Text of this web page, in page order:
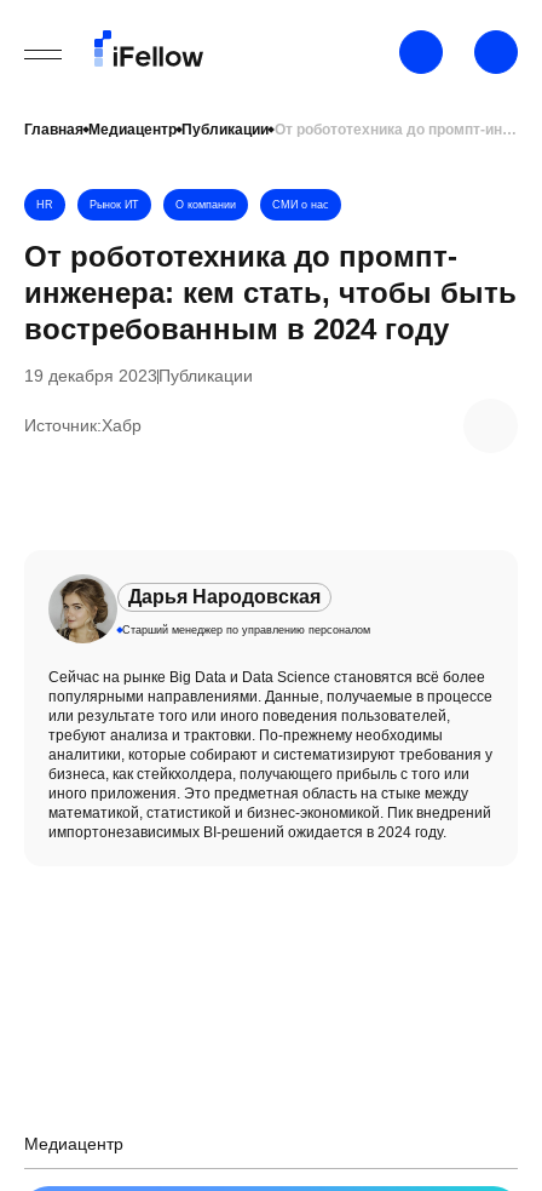
Главная Медиацентр Публикации От робототехника до промпт-инженера: кем стать, чтобы быть востребованным в 2024 году
От робототехника до промпт-
инженера: кем стать, чтобы быть
востребованным в 2024 году
HR Рынок ИТ О компании СМИ о нас
19 декабря 2023Публикации
Источник:Хабр
Дарья Народовская
Старший менеджер по управлению персоналом
Сейчас на рынке Big Data и Data Science становятся всё более
популярными направлениями. Данные, получаемые в процессе
или результате того или иного поведения пользователей,
требуют анализа и трактовки. По-прежнему необходимы
аналитики, которые собирают и систематизируют требования у
бизнеса, как стейкхолдера, получающего прибыль с того или
иного приложения. Это предметная область на стыке между
математикой, статистикой и бизнес-экономикой. Пик внедрений
импортонезависимых BI-решений ожидается в 2024 году.
Медиацентр